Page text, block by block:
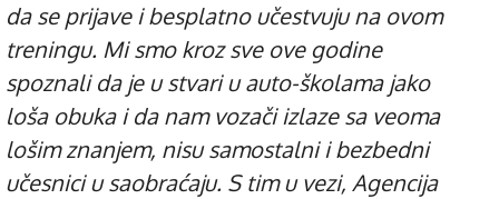
da se prijave i besplatno učestvuju na ovom
treningu. Mi smo kroz sve ove godine
spoznali da je u stvari u auto-školama jako
loša obuka i da nam vozači izlaze sa veoma
lošim znanjem, nisu samostalni i bezbedni
učesnici u saobraćaju. S tim u vezi, Agencija